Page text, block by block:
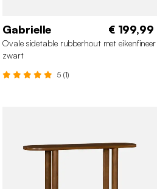
Gabrielle € 199,99
Ovale sidetable rubberhout met eikenfineer
zwart
5 (1)